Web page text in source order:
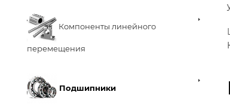
Компоненты линейного
перемещения
Подшипники